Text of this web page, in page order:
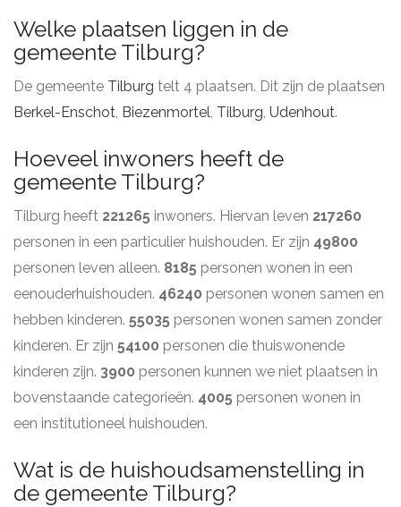
Welke plaatsen liggen in de
gemeente Tilburg?
De gemeente Tilburg telt 4 plaatsen. Dit zijn de plaatsen
Berkel-Enschot, Biezenmortel, Tilburg, Udenhout.
Hoeveel inwoners heeft de
gemeente Tilburg?
Tilburg heeft 221265 inwoners. Hiervan leven 217260
personen in een particulier huishouden. Er zijn 49800
personen leven alleen. 8185 personen wonen in een
eenouderhuishouden. 46240 personen wonen samen en
hebben kinderen. 55035 personen wonen samen zonder
kinderen. Er zijn 54100 personen die thuiswonende
kinderen zijn. 3900 personen kunnen we niet plaatsen in
bovenstaande categorieën. 4005 personen wonen in
een institutioneel huishouden.
Wat is de huishoudsamenstelling in
de gemeente Tilburg?